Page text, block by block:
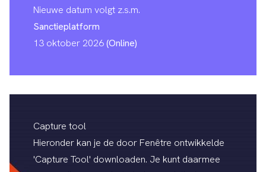
Nieuwe datum volgt z.s.m.
Sanctieplatform
13 oktober 2026(Online)
Capture tool
Hieronder kan je de door Fenêtre ontwikkelde
'Capture Tool' downloaden. Je kunt daarmee